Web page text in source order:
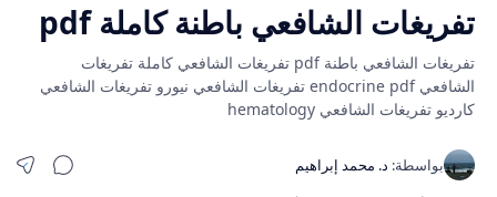
تفريغات الشافعي باطنة كاملة pdf
تفريغات الشافعي باطنة pdf تفريغات الشافعي كاملة تفريغات
الشافعي endocrine pdf تفريغات الشافعي نيورو تفريغات الشافعي
كارديو تفريغات الشافعي hematology